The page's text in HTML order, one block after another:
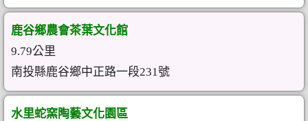
鹿谷鄉農會茶葉文化館
9.79公里
南投縣鹿谷鄉中正路一段231號
水里蛇窯陶藝文化園區